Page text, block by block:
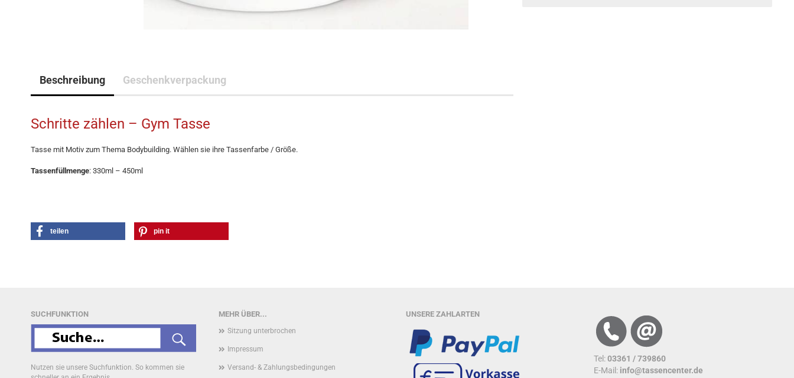
Beschreibung Geschenkverpackung
Schritte zählen – Gym Tasse
Tasse mit Motiv zum Thema Bodybuilding. Wählen sie ihre Tassenfarbe / Größe.
Tassenfüllmenge: 330ml – 450ml
teilen pin it
MEHR ÜBER...
Sitzung unterbrochen
Impressum
Versand- & Zahlungsbedingungen
UNSERE ZAHLARTEN
Tel:03361 / 739860
E-Mail: info@tassencenter.de
SUCHFUNKTION
Nutzen sie unsere Suchfunktion. So kommen sie